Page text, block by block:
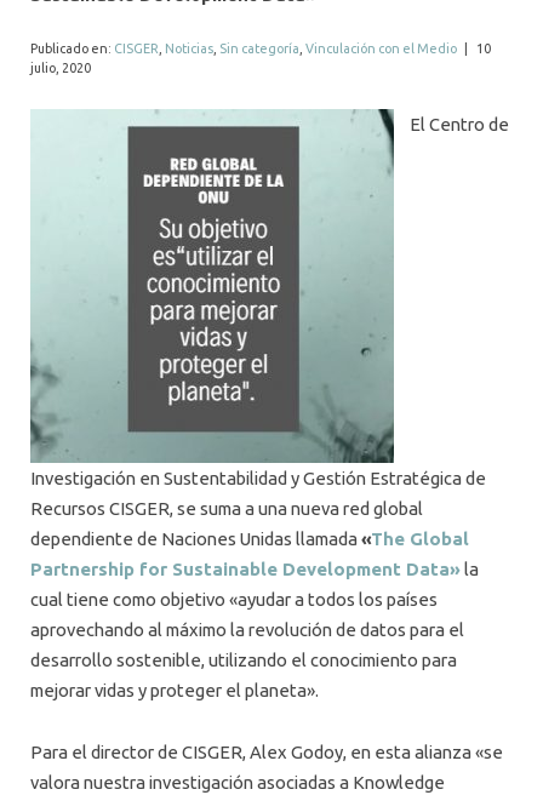
MEDIOS
EVENTOS
Publicado en: CISGER Noticias Sin categoría Vinculación con el Medio
10
julio, 2020
El Centro de
Investigación en Sustentabilidad y Gestión Estratégica de
Recursos CISGER, se suma a una nueva red global
dependiente de Naciones Unidas llamada «The Global
Partnership for Sustainable Development Data»la
cual tiene como objetivo «ayudar a todos los países
aprovechando al máximo la revolución de datos para el
desarrollo sostenible, utilizando el conocimiento para
mejorar vidas y proteger el planeta».
Para el director de CISGER, Alex Godoy, en esta alianza «se
valora nuestra investigación asociadas a Knowledge